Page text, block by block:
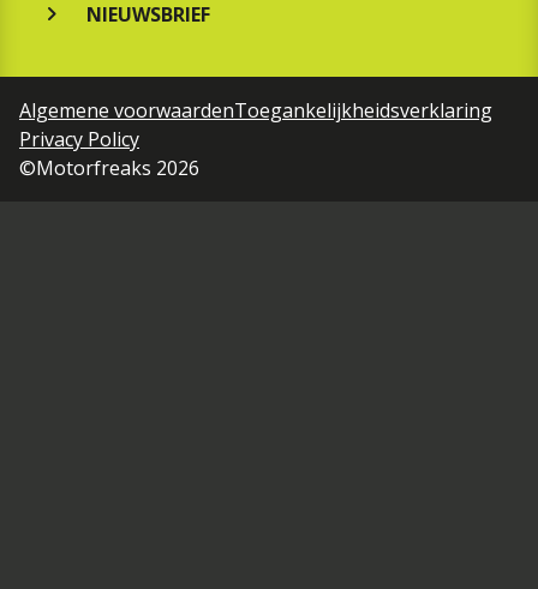
NIEUWSBRIEF
Algemene voorwaardenToegankelijkheidsverklaring
Privacy Policy
©Motorfreaks 2026